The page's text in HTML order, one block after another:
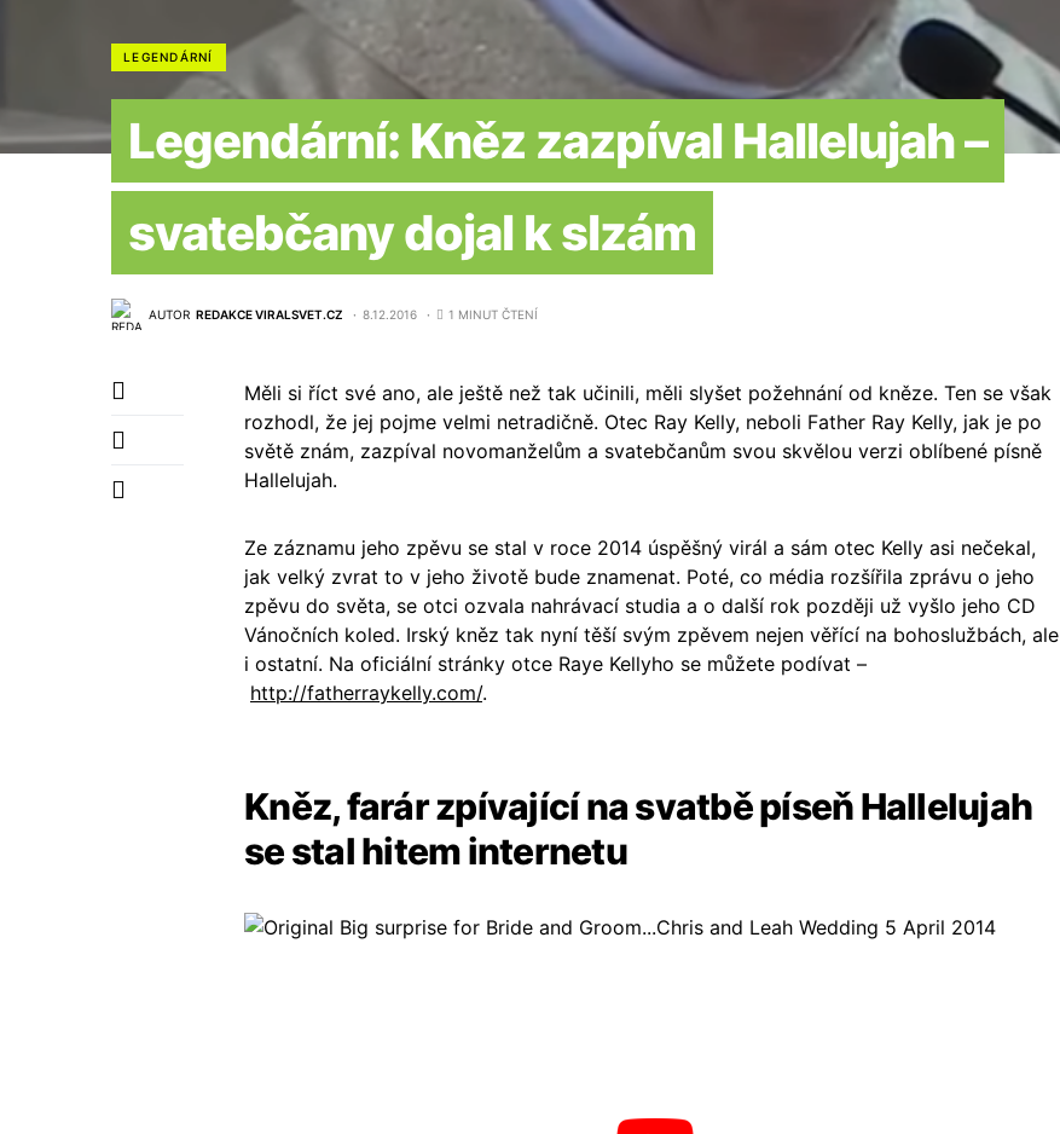
LEGENDÁRNÍ
Legendární: Kněz zazpíval Hallelujah –
svatebčany dojal k slzám
AUTOR REDAKCE VIRALSVET.CZ 8.12.2016 1 MINUT ČTENÍ
Měli si říct své ano, ale ještě než tak učinili, měli slyšet požehnání od kněze. Ten se však
rozhodl, že jej pojme velmi netradičně. Otec Ray Kelly, neboli Father Ray Kelly, jak je po
světě znám, zazpíval novomanželům a svatebčanům svou skvělou verzi oblíbené písně
Hallelujah.
Ze záznamu jeho zpěvu se stal v roce 2014 úspěšný virál a sám otec Kelly asi nečekal,
jak velký zvrat to v jeho životě bude znamenat. Poté, co média rozšířila zprávu o jeho
zpěvu do světa, se otci ozvala nahrávací studia a o další rok později už vyšlo jeho CD
Vánočních koled. Irský kněz tak nyní těší svým zpěvem nejen věřící na bohoslužbách, ale
i ostatní. Na oficiální stránky otce Raye Kellyho se můžete podívat –
http://fatherraykelly.com/.
Kněz, farár zpívající na svatbě píseň Hallelujah
se stal hitem internetu